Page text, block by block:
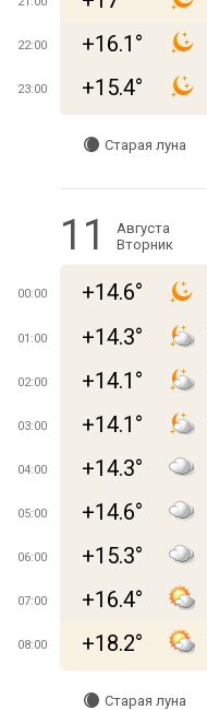
22:00 +16.1°
23:00 +15.4°
Старая луна
11
Августа
Вторник
00:00 +14.6°
01:00 +14.3°
02:00 +14.1°
03:00 +14.1°
04:00 +14.3°
05:00 +14.6°
06:00 +15.3°
07:00 +16.4°
08:00 +18.2°
Старая луна